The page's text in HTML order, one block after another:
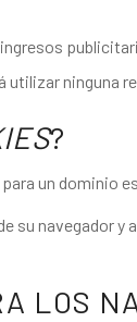
utilizar ninguna
?
un dominio
su navegador
LOS